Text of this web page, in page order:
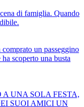
di famiglia. Quando
un passeggino
scoperto una busta
UNA SOLA FESTA,
SUOI AMICI UN